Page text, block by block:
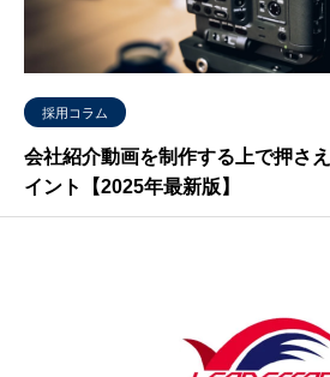
採用コラム
会社紹介動画を制作する上で押さ
イント【2025年最新版】